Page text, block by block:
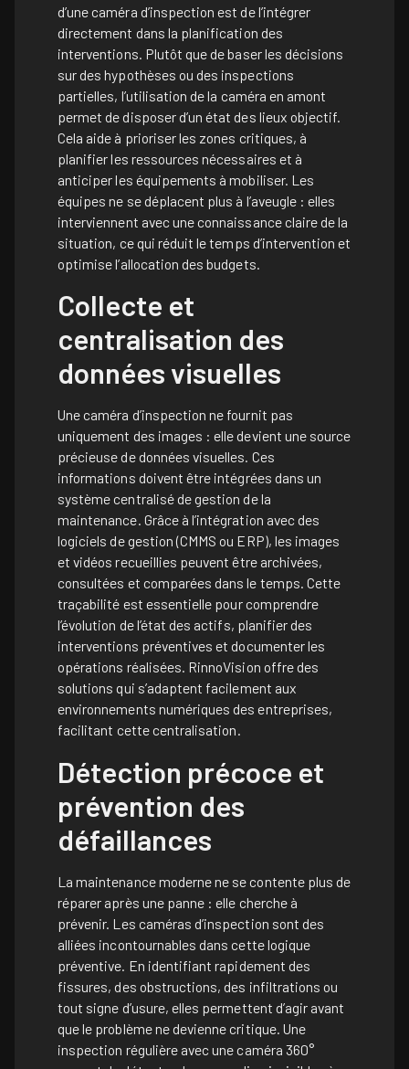
d’une caméra d’inspection est de l’intégrer
directement dans la planification des
interventions. Plutôt que de baser les décisions
sur des hypothèses ou des inspections
partielles, l’utilisation de la caméra en amont
permet de disposer d’un état des lieux objectif.
Cela aide à prioriser les zones critiques, à
planifier les ressources nécessaires et à
anticiper les équipements à mobiliser. Les
équipes ne se déplacent plus à l’aveugle : elles
interviennent avec une connaissance claire de la
situation, ce qui réduit le temps d’intervention et
optimise l’allocation des budgets.
Collecte et
centralisation des
données visuelles
Une caméra d’inspection ne fournit pas
uniquement des images : elle devient une source
précieuse de données visuelles. Ces
informations doivent être intégrées dans un
système centralisé de gestion de la
maintenance. Grâce à l’intégration avec des
logiciels de gestion (CMMS ou ERP), les images
et vidéos recueillies peuvent être archivées,
consultées et comparées dans le temps. Cette
traçabilité est essentielle pour comprendre
l’évolution de l’état des actifs, planifier des
interventions préventives et documenter les
opérations réalisées. RinnoVision offre des
solutions qui s’adaptent facilement aux
environnements numériques des entreprises,
facilitant cette centralisation.
Détection précoce et
prévention des
défaillances
La maintenance moderne ne se contente plus de
réparer après une panne : elle cherche à
prévenir. Les caméras d’inspection sont des
alliées incontournables dans cette logique
préventive. En identifiant rapidement des
fissures, des obstructions, des infiltrations ou
tout signe d’usure, elles permettent d’agir avant
que le problème ne devienne critique. Une
inspection régulière avec une caméra 360°